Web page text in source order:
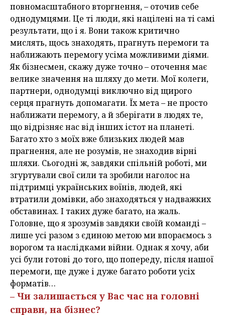
повномасштабного вторгнення, – оточив себе
однодумцями. Це ті люди, які націлені на ті самі
результати, що і я. Вони також критично
мислять, щось знаходять, прагнуть перемоги та
наближають перемогу усіма можливими діями.
Як бізнесмен, скажу дуже точно – оточення має
велике значення на шляху до мети. Мої колеги,
партнери, однодумці виключно від щирого
серця прагнуть допомагати. Їх мета – не просто
наближати перемогу, а й зберігати в людях те,
що відрізняє нас від інших істот на планеті.
Багато хто з моїх вже близьких людей мав
прагнення, але не розумів, не знаходив вірні
шляхи. Сьогодні ж, завдяки спільній роботі, ми
згуртували свої сили та зробили наголос на
підтримці українських воїнів, людей, які
втратили домівки, або знаходяться у надважких
обставинах. І таких дуже багато, на жаль.
Головне, що я зрозумів завдяки своїй команді –
лише усі разом з єдиною метою ми впораємось з
ворогом та наслідками війни. Однак я хочу, аби
усі були готові до того, що попереду, після нашої
перемоги, ще дуже і дуже багато роботи усіх
форматів…
– Чи залишається у Вас час на головні
справи, на бізнес?